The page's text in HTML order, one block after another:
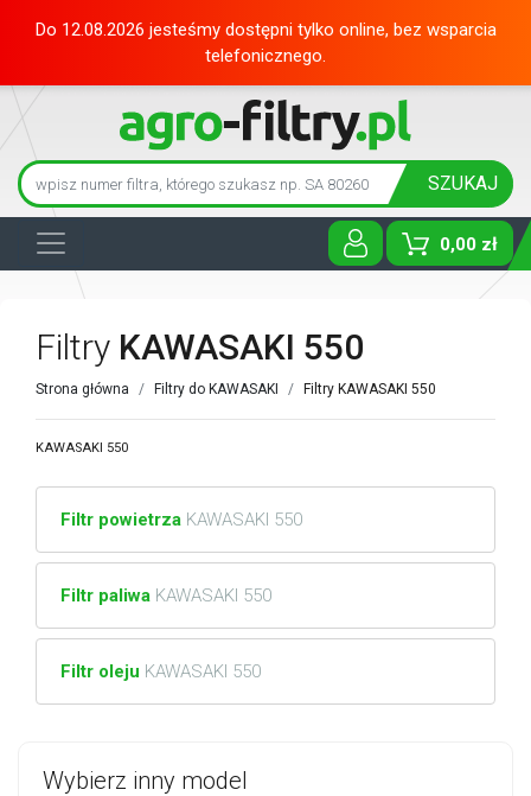
Do 12.08.2026 jesteśmy dostępni tylko online, bez wsparcia
telefonicznego.
SZUKAJ
0,00 zł
Toggle
Wybierz inny model
Filtry KAWASAKI 550
Strona główna Filtry do KAWASAKI Filtry KAWASAKI 550
KAWASAKI 550
Filtr powietrza KAWASAKI 550
Filtr paliwa KAWASAKI 550
Filtr oleju KAWASAKI 550